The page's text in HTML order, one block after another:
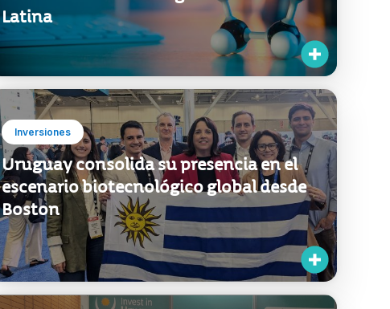
Inversiones
Uruguay consolida su presencia en el
escenario biotecnológico global desde
Boston